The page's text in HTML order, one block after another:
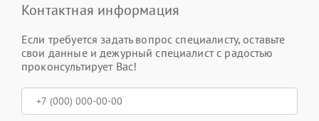
Контактная информация
Если требуется задать вопрос специалисту, оставьте
свои данные и дежурный специалист с радостью
проконсультирует Вас!